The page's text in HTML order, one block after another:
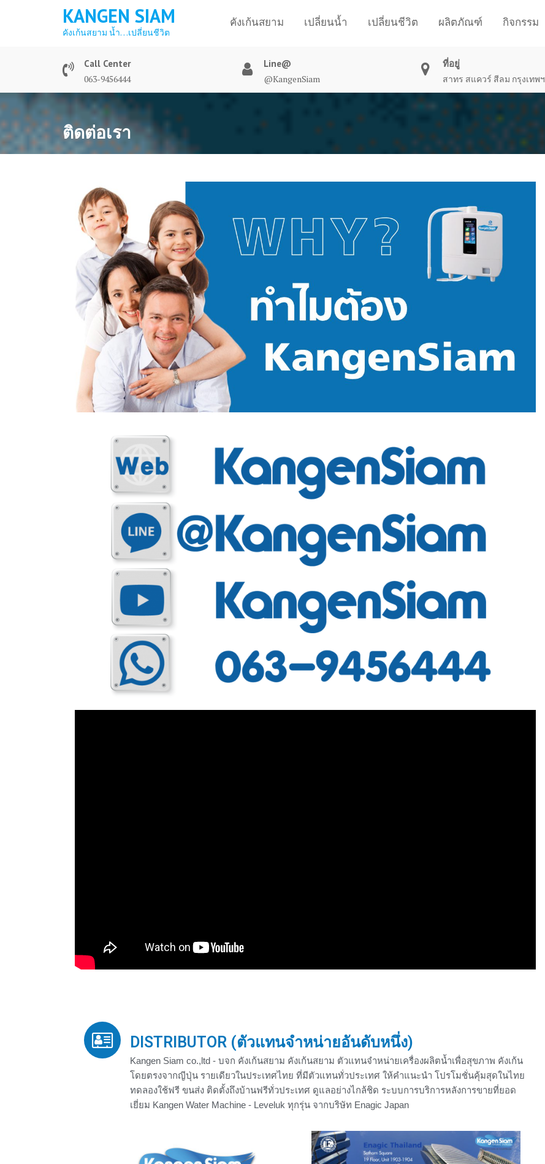
KANGEN SIAM
คังเก้นสยาม น้ำ…เปลี่ยนชีวิต
คังเก้นสยาม เปลี่ยนน้ำ เปลี่ยนชีวิต ผลิตภัณฑ์ กิจกรรม
Call Center
063-9456444
Line@
@KangenSiam
ที่อยู่
สาทร สแควร์ สีลม กรุงเทพฯ
ติดต่อเรา
DISTRIBUTOR (ตัวแทนจำหน่ายอันดับหนึ่ง)
Kangen Siam co.,ltd - บจก คังเก้นสยาม คังเก้นสยาม ตัวแทนจำหน่ายเครื่องผลิตน้ำเพื่อสุขภาพ คังเก้น
โดยตรงจากญีปุ่น รายเดียวในประเทศไทย ที่มีตัวแทนทั่วประเทศ ให้คำแนะนำ โปรโมชั่นคุ้มสุดในไทย
ทดลองใช้ฟรี ขนส่ง ติดตั้งถึงบ้านฟรีทั่วประเทศ ดูแลอย่างไกล้ชิด ระบบการบริการหลังการขายที่ยอด
เยี่ยม Kangen Water Machine - Leveluk ทุกรุ่น จากบริษัท Enagic Japan